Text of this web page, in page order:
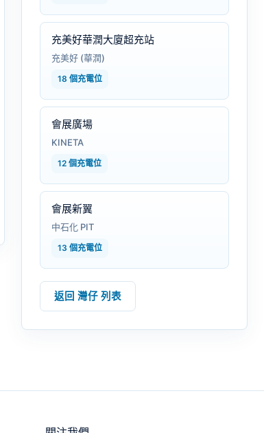
充美好華潤大廈超充站
充美好 (華潤)
18 個充電位
會展廣場
KINETA
12 個充電位
會展新翼
中石化 PIT
13 個充電位
返回 灣仔 列表